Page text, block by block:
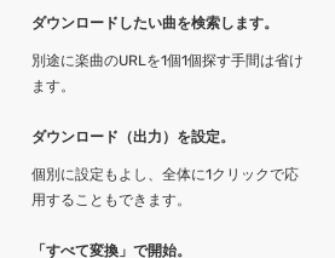
ダウンロードしたい曲を検索します。
別途に楽曲のURLを1個1個探す手間は省け
ます。
ダウンロード（出力）を設定。
個別に設定もよし、全体に1クリックで応
用することもできます。
「すべて変換」で開始。